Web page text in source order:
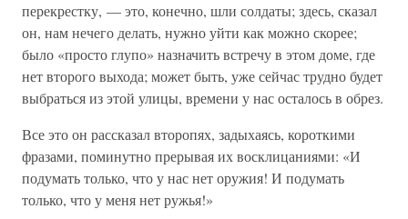
перекрестку, — это, конечно, шли солдаты; здесь, сказал
он, нам нечего делать, нужно уйти как можно скорее;
было «просто глупо» назначить встречу в этом доме, где
нет второго выхода; может быть, уже сейчас трудно будет
выбраться из этой улицы, времени у нас осталось в обрез.
Все это он рассказал второпях, задыхаясь, короткими
фразами, поминутно прерывая их восклицаниями: «И
подумать только, что у нас нет оружия! И подумать
только, что у меня нет ружья!»